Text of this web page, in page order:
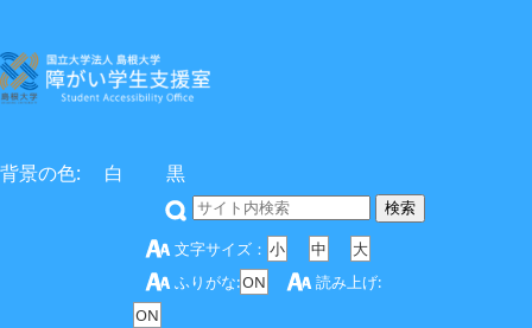
背景の色: 白 黒
文字サイズ： 小 中
大
ふりがな:ON
読み上げ:
ON